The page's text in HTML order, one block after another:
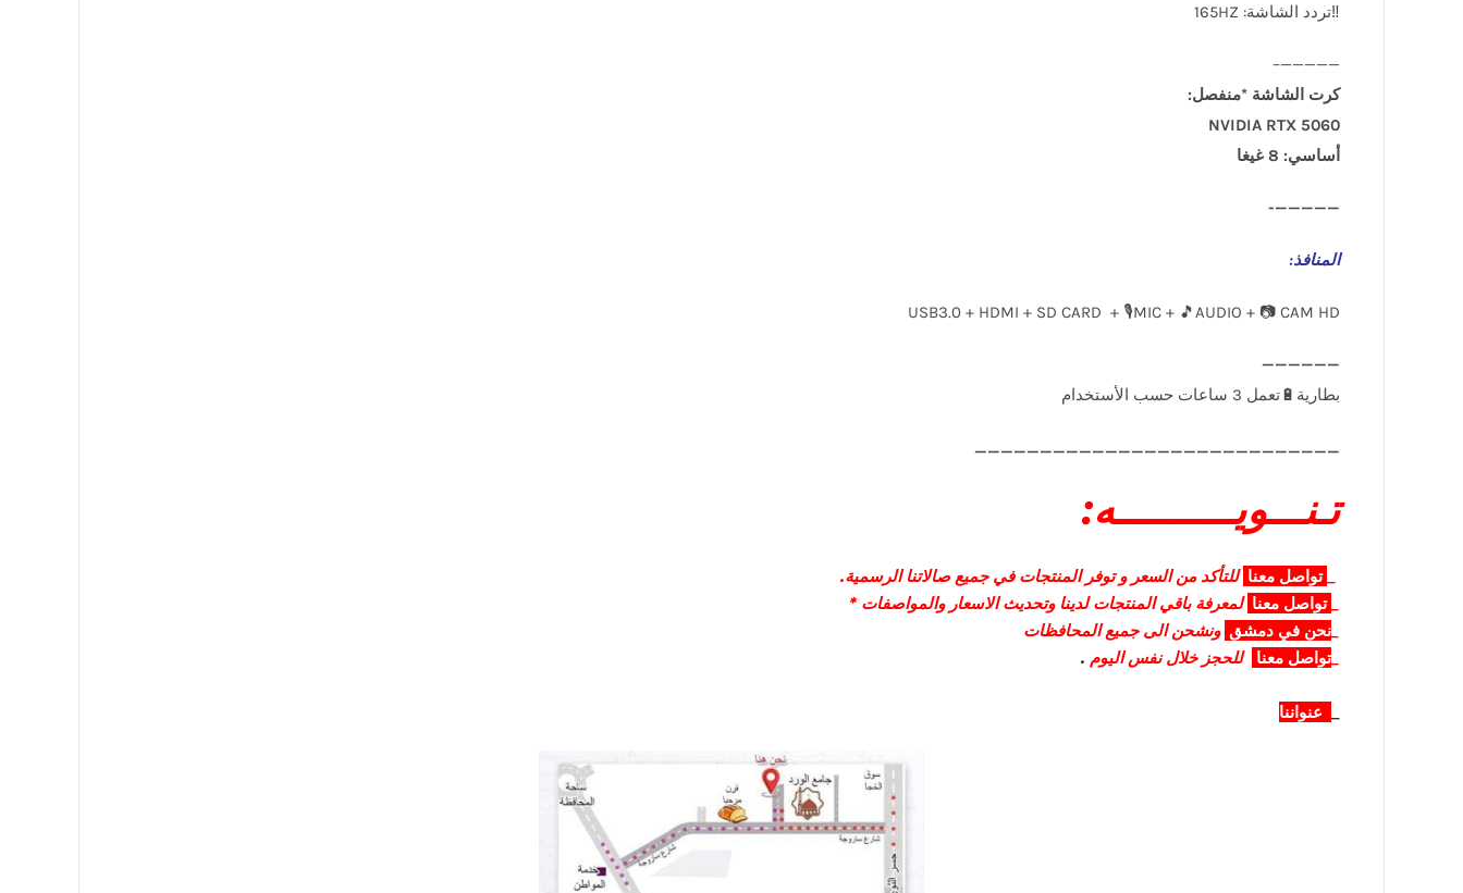
‼️تردد الشاشة: 165HZ
—————–
كرت الشاشة *منفصل:
NVIDIA RTX 5060
أساسي: 8 غيغا
—————-
المنافذ:
USB3.0 + HDMI + SD CARD + 🎙️MIC + 🎵AUDIO + 📷 CAM HD
____________________________
تـنـــويــــــــــه:
تواصل معنا للتأكد من السعر و توفر المنتجات في جميع صالاتنا الرسمية.
تواصل معنا لمعرفة باقي المنتجات لدينا وتحديث الاسعار والمواصفات *
نحن في دمشق ونشحن الى جميع المحافظات
تواصل معنا للحجز خلال نفس اليوم .
عنواننا